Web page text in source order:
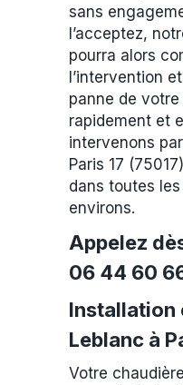
sans
l’acceptez,
pourra alors
l’intervention
panne de
rapidement et
intervenons
Paris 17
dans toutes
environs.
Appelez
06 44 60
Installation
Leblanc à
Votre